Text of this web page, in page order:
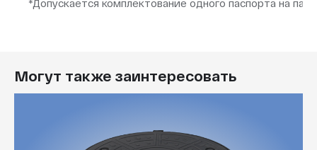
*Допускается комплектование одного паспорта на
Могут также заинтересовать